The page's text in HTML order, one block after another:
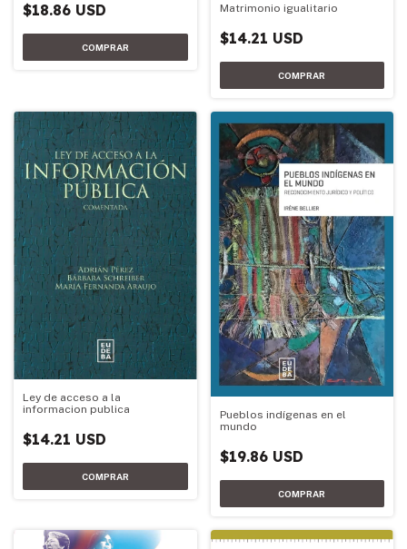
$18.86 USD Matrimonio igualitario
$14.21 USD
Ley de acceso a la
informacion publica
$14.21 USD
Pueblos indígenas en el
mundo
$19.86 USD